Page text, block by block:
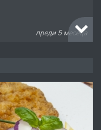
преди 5 месеца
преди 6 месеца